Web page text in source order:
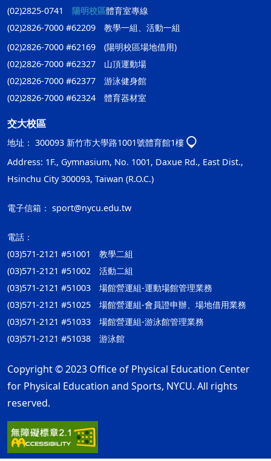
(02)2825-0741 陽明校區體育室專線
(02)2826-7000 #62209 教學一組、活動一組
(02)2826-7000 #62169 (陽明校區場地借用)
(02)2826-7000 #62327 山頂運動場
(02)2826-7000 #62377 游泳健身館
(02)2826-7000 #62324 體育器材室
交大校區
地址： 300093 新竹市大學路1001號體育館1樓
Address: 1F., Gymnasium, No. 1001, Daxue Rd., East Dist.,
Hsinchu City 300093, Taiwan (R.O.C.)
電子信箱： sport@nycu.edu.tw
電話：
(03)571-2121 #51001 教學二組
(03)571-2121 #51002 活動二組
(03)571-2121 #51003 場館營運組-運動場館管理業務
(03)571-2121 #51025 場館營運組-會員證申辦、場地借用業務
(03)571-2121 #51033 場館營運組-游泳館管理業務
(03)571-2121 #51038 游泳館
Copyright © 2023 Office of Physical Education Center
for Physical Education and Sports, NYCU. All rights
reserved.